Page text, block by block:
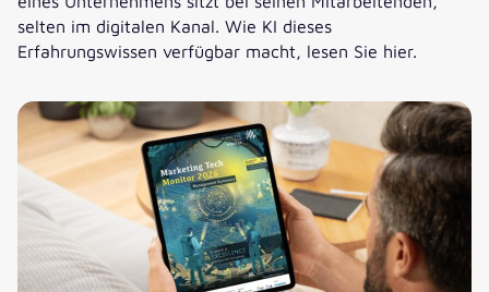
selten im digitalen Kanal. Wie KI dieses
Erfahrungswissen verfügbar macht, lesen Sie hier.